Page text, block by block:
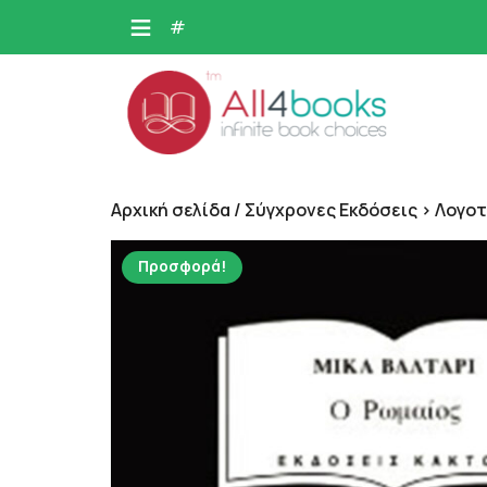
#
Αρχική σελίδα / Σύγχρονες Εκδόσεις >
Προσφορά!